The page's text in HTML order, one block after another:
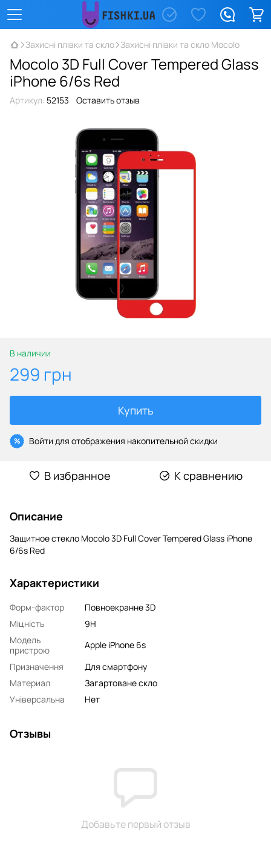
Захисні плівки та скло Захисні плівки та скло Mocolo
Mocolo 3D Full Cover Tempered Glass
iPhone 6/6s Red
Артикул: 52153 Оставить отзыв
В наличии
299 грн
Купить
% Войти для отображения накопительной скидки
В избранное К сравнению
Описание
Защитное стекло Mocolo 3D Full Cover Tempered Glass iPhone
6/6s Red
Характеристики
Форм-фактор
Повноекранне 3D
Міцність
9H
Модель
пристрою
Apple iPhone 6s
Призначення
Для смартфону
Материал
Загартоване скло
Універсальна
Нет
Отзывы
Добавьте первый отзыв